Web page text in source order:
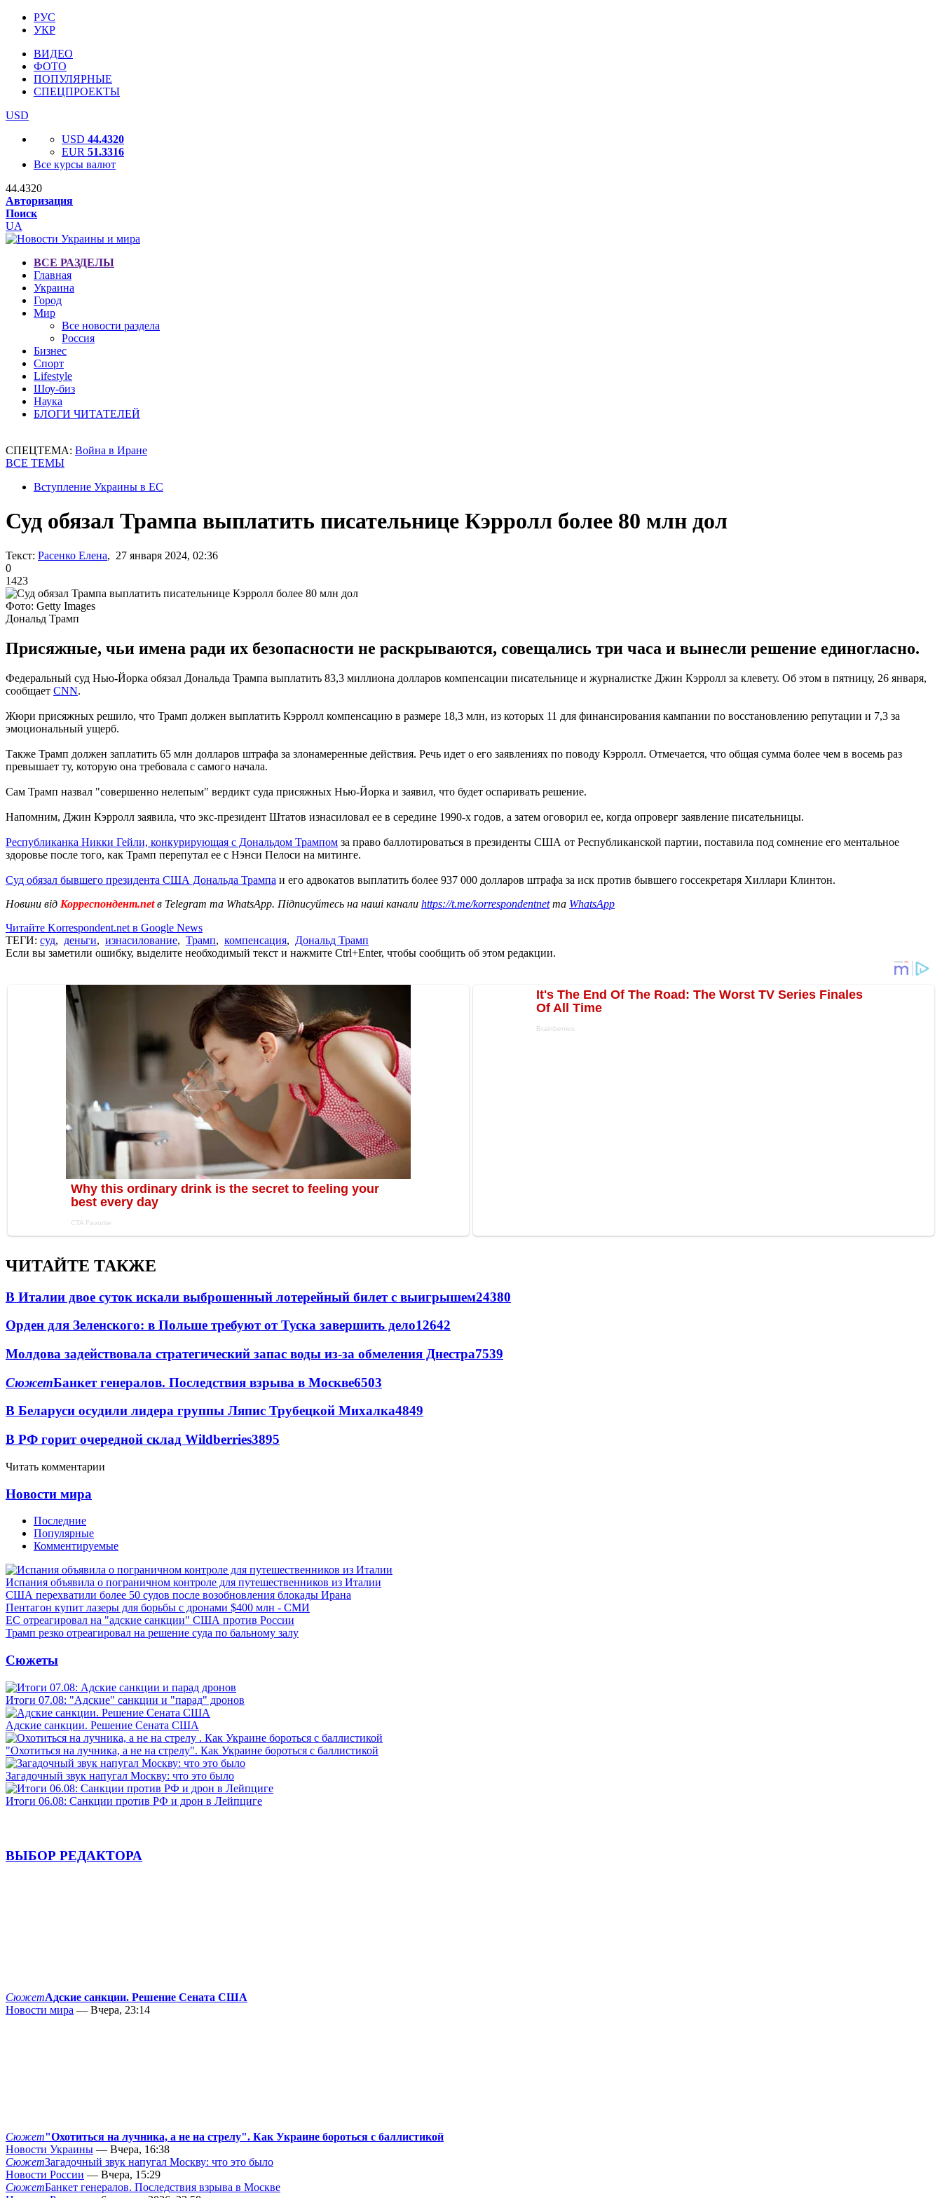
РУС
УКР
ВИДЕО
ФОТО
ПОПУЛЯРНЫЕ
СПЕЦПРОЕКТЫ
USD
USD 44.4320
EUR 51.3316
Все курсы валют
44.4320
Авторизация
Поиск
UA
ВСЕ РАЗДЕЛЫ
Главная
Украина
Город
Мир
Все новости раздела
Россия
Бизнес
Спорт
Lifestyle
Шоу-биз
Наука
БЛОГИ ЧИТАТЕЛЕЙ
СПЕЦТЕМА: Война в Иране
ВСЕ ТЕМЫ
Вступление Украины в ЕС
Суд обязал Трампа выплатить писательнице Кэрролл более 80 млн дол
Текст: Расенко Елена, 27 января 2024, 02:36
0
1423
Фото: Getty Images
Дональд Трамп
Присяжные, чьи имена ради их безопасности не раскрываются, совещались три часа и вынесли решение единогласно.
Федеральный суд Нью-Йорка обязал Дональда Трампа выплатить 83,3 миллиона долларов компенсации писательнице и журналистке Джин Кэрролл за клевету. Об этом в пятницу, 26 января,
сообщает CNN.
Жюри присяжных решило, что Трамп должен выплатить Кэрролл компенсацию в размере 18,3 млн, из которых 11 для финансирования кампании по восстановлению репутации и 7,3 за
эмоциональный ущерб.
Также Трамп должен заплатить 65 млн долларов штрафа за злонамеренные действия. Речь идет о его заявлениях по поводу Кэрролл. Отмечается, что общая сумма более чем в восемь раз
превышает ту, которую она требовала с самого начала.
Сам Трамп назвал "совершенно нелепым" вердикт суда присяжных Нью-Йорка и заявил, что будет оспаривать решение.
Напомним, Джин Кэрролл заявила, что экс-президент Штатов изнасиловал ее в середине 1990-х годов, а затем оговорил ее, когда опроверг заявление писательницы.
Республиканка Никки Гейли, конкурирующая с Дональдом Трампом за право баллотироваться в президенты США от Республиканской партии, поставила под сомнение его ментальное
здоровье после того, как Трамп перепутал ее с Нэнси Пелоси на митинге.
Суд обязал бывшего президента США Дональда Трампа и его адвокатов выплатить более 937 000 долларов штрафа за иск против бывшего госсекретаря Хиллари Клинтон.
Новини від Корреспондент.netв Telegram та WhatsApp. Підписуйтесь на наші канали https://t.me/korrespondentnetта WhatsApp
Читайте Korrespondent.net в Google News
ТЕГИ: суд, деньги, изнасилование, Трамп, компенсация, Дональд Трамп
Если вы заметили ошибку, выделите необходимый текст и нажмите Ctrl+Enter, чтобы сообщить об этом редакции.
ЧИТАЙТЕ ТАКЖЕ
В Италии двое суток искали выброшенный лотерейный билет с выигрышем24380
Орден для Зеленского: в Польше требуют от Туска завершить дело12642
Молдова задействовала стратегический запас воды из-за обмеления Днестра7539
СюжетБанкет генералов. Последствия взрыва в Москве6503
В Беларуси осудили лидера группы Ляпис Трубецкой Михалка4849
В РФ горит очередной склад Wildberries3895
Читать комментарии
Новости мира
Последние
Популярные
Комментируемые
Испания объявила о пограничном контроле для путешественников из Италии
США перехватили более 50 судов после возобновления блокады Ирана
Пентагон купит лазеры для борьбы с дронами $400 млн - СМИ
ЕС отреагировал на "адские санкции" США против России
Трамп резко отреагировал на решение суда по бальному залу
Сюжеты
Итоги 07.08: "Адские" санкции и "парад" дронов
Адские санкции. Решение Сената США
"Охотиться на лучника, а не на стрелу". Как Украине бороться с баллистикой
Загадочный звук напугал Москву: что это было
Итоги 06.08: Санкции против РФ и дрон в Лейпциге
ВЫБОР РЕДАКТОРА
СюжетАдские санкции. Решение Сената США
Новости мира — Вчера, 23:14
Сюжет"Охотиться на лучника, а не на стрелу". Как Украине бороться с баллистикой
Новости Украины — Вчера, 16:38
СюжетЗагадочный звук напугал Москву: что это было
Новости России — Вчера, 15:29
СюжетБанкет генералов. Последствия взрыва в Москве